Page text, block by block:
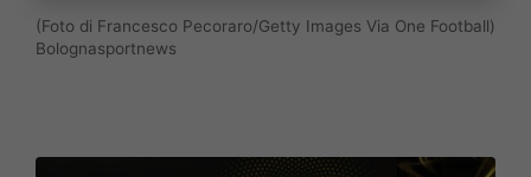
(Foto di Francesco Pecoraro/Getty Images Via One Football)
Bolognasportnews